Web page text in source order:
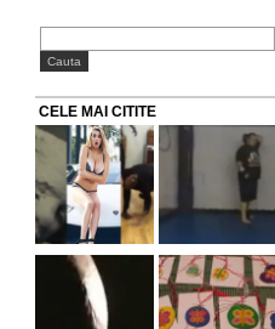
CELE MAI CITITE